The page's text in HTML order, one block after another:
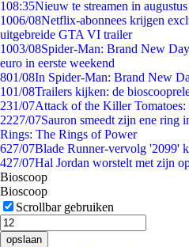
108:35Nieuw te streamen in augustus
1006/08Netflix-abonnees krijgen
uitgebreide GTA VI trailer
1003/08Spider-Man: Brand New
euro in eerste weekend
801/08In Spider-Man: Brand New
101/08Trailers kijken: de
231/07Attack of the Killer
2227/07Sauron smeedt zijn ene ring
Rings: The Rings of Power
627/07Blade Runner-vervolg '2099'
427/07Hal Jordan worstelt met zijn
Bioscoop
Bioscoop
Scrollbar gebruiken
opslaan